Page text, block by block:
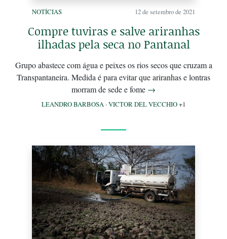
NOTÍCIAS 12 de setembro de 2021
Compre tuviras e salve ariranhas
ilhadas pela seca no Pantanal
Grupo abastece com água e peixes os rios secos que cruzam a
Transpantaneira. Medida é para evitar que ariranhas e lontras
morram de sede e fome →
LEANDRO BARBOSA ·VICTOR DEL VECCHIO+1